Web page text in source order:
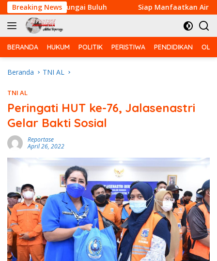
Langsung
ke
konten
Breaking News
Desa Sungai Buluh Siap Manfaatkan Air Bersih,
BERANDA HUKUM POLITIK PERISTIWA PENDIDIKAN
Beranda TNI AL
TNI AL
Peringati HUT ke-76, Jalasenastri
Gelar Bakti Sosial
Reportase
April 26, 2022